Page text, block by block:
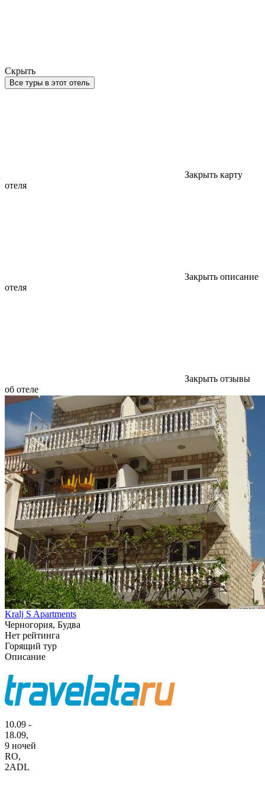
Скрыть
Все туры в этот отель
Закрыть карту
отеля
Закрыть описание
отеля
Закрыть отзывы
об отеле
Kralj S Apartments
Черногория, Будва
Нет рейтинга
Горящий тур
Описание
10.09 -
18.09,
9 ночей
RO,
2ADL